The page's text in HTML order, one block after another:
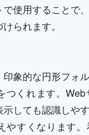
で使用することで
られます。
象的な円形フォ
つくれます。
示しても認識しや
やすくなります